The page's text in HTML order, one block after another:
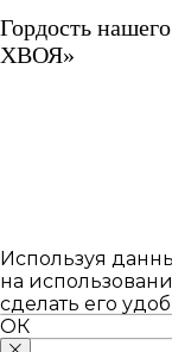
Гордость
ХВОЯ»
Используя
на
сделать его
ОК